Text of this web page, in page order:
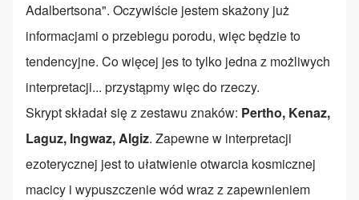
Adalbertsona". Oczywiście jestem skażony już
informacjami o przebiegu porodu, więc będzie to
tendencyjne. Co więcej jes to tylko jedna z możliwych
interpretacji... przystąpmy więc do rzeczy.
Skrypt składał się z zestawu znaków: Pertho, Kenaz,
Laguz, Ingwaz, Algiz. Zapewne w interpretacji
ezoterycznej jest to ułatwienie otwarcia kosmicznej
macicy i wypuszczenie wód wraz z zapewnieniem